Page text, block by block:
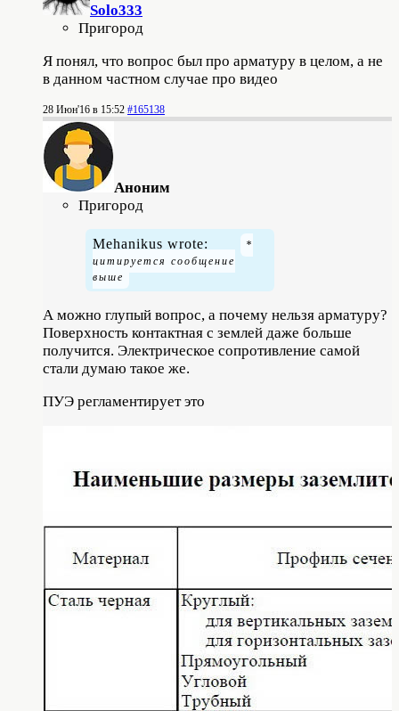
Solo333
Пригород
Я понял, что вопрос был про арматуру в целом, а не
в данном частном случае про видео
28 Июн'16 в 15:52 #165138
Аноним
Пригород
Mehanikus wrote:
А можно глупый вопрос, а почему нельзя арматуру?
Поверхность контактная с землей даже больше
получится. Электрическое сопротивление самой
стали думаю такое же.
ПУЭ регламентирует это